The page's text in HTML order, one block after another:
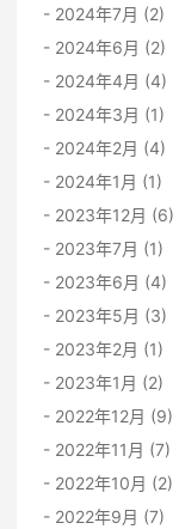
2024年7月 (2)
2024年6月 (2)
2024年4月 (4)
2024年3月 (1)
2024年2月 (4)
2024年1月 (1)
2023年12月 (6)
2023年7月 (1)
2023年6月 (4)
2023年5月 (3)
2023年2月 (1)
2023年1月 (2)
2022年12月 (9)
2022年11月 (7)
2022年10月 (2)
2022年9月 (7)